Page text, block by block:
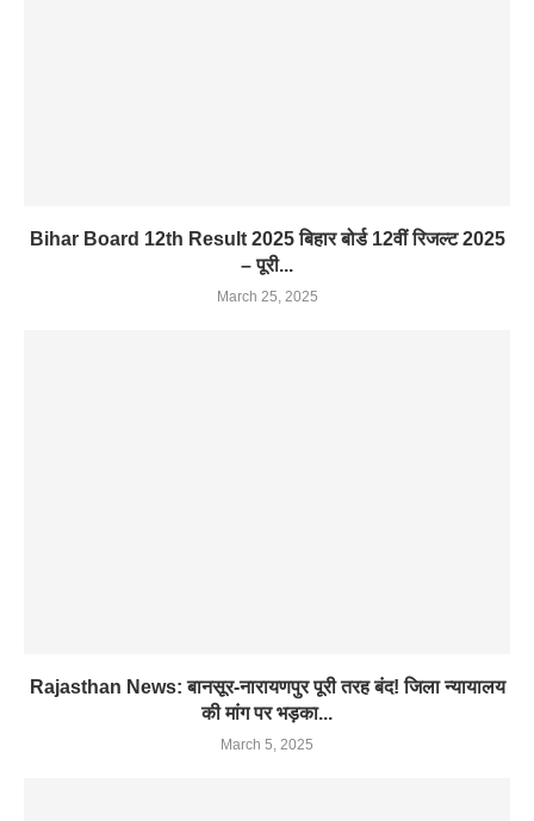
Bihar Board 12th Result 2025 बिहार बोर्ड 12वीं रिजल्ट 2025
– पूरी...
March 25, 2025
Rajasthan News: बानसूर-नारायणपुर पूरी तरह बंद! जिला न्यायालय
की मांग पर भड़का...
March 5, 2025